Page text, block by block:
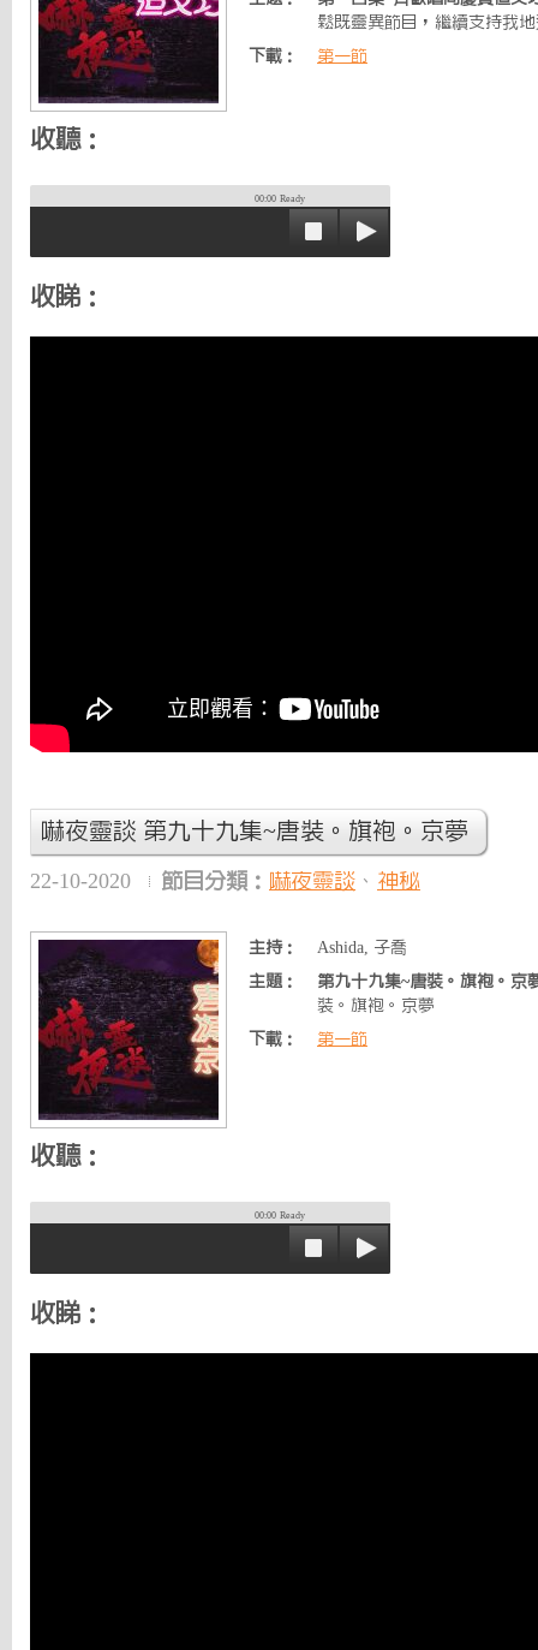
鬆既靈異節目，繼續支持我
下載：
第一節
收聽：
00:00 Ready
收睇：
嚇夜靈談 第九十九集~唐裝。旗袍。京夢
22-10-2020 節目分類： 嚇夜靈談 、 神秘
主持：
Ashida, 子喬
主題：
第九十九集~唐裝。旗袍。京
裝。旗袍。京夢
下載：
第一節
收聽：
00:00 Ready
收睇：